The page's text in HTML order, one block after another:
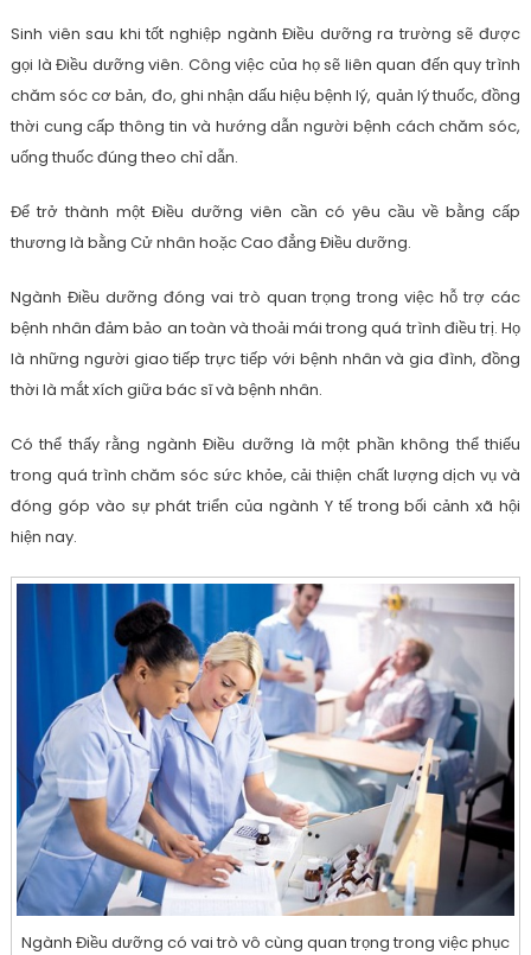
Sinh viên sau khi tốt nghiệp ngành Điều dưỡng ra trường sẽ được
gọi là Điều dưỡng viên. Công việc của họ sẽ liên quan đến quy trình
chăm sóc cơ bản, đo, ghi nhận dấu hiệu bệnh lý, quản lý thuốc, đồng
thời cung cấp thông tin và hướng dẫn người bệnh cách chăm sóc,
uống thuốc đúng theo chỉ dẫn.
Để trở thành một Điều dưỡng viên cần có yêu cầu về bằng cấp
thương là bằng Cử nhân hoặc Cao đẳng Điều dưỡng.
Ngành Điều dưỡng đóng vai trò quan trọng trong việc hỗ trợ các
bệnh nhân đảm bảo an toàn và thoải mái trong quá trình điều trị. Họ
là những người giao tiếp trực tiếp với bệnh nhân và gia đình, đồng
thời là mắt xích giữa bác sĩ và bệnh nhân.
Có thể thấy rằng ngành Điều dưỡng là một phần không thể thiếu
trong quá trình chăm sóc sức khỏe, cải thiện chất lượng dịch vụ và
đóng góp vào sự phát triển của ngành Y tế trong bối cảnh xã hội
hiện nay.
Ngành Điều dưỡng có vai trò vô cùng quan trọng trong việc phục